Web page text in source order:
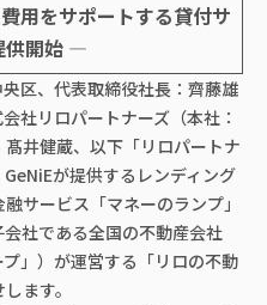
用をサポートする貸付サ
供開始 ―
区、代表取締役社長：齊藤雄
社リロパートナーズ（本社：
井健蔵、以下「リロパートナ
が提供するレンディング
サービス「マネーのランプ」
社である全国の不動産会社
プ」）が運営する「リロの不動
ます。